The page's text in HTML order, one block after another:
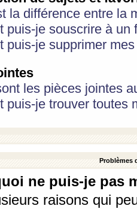
la différence entre la
puis-je souscrire à
puis-je supprimer
les pièces jointes
puis-je trouver toutes
Problèmes
ne puis-je pas
raisons qui